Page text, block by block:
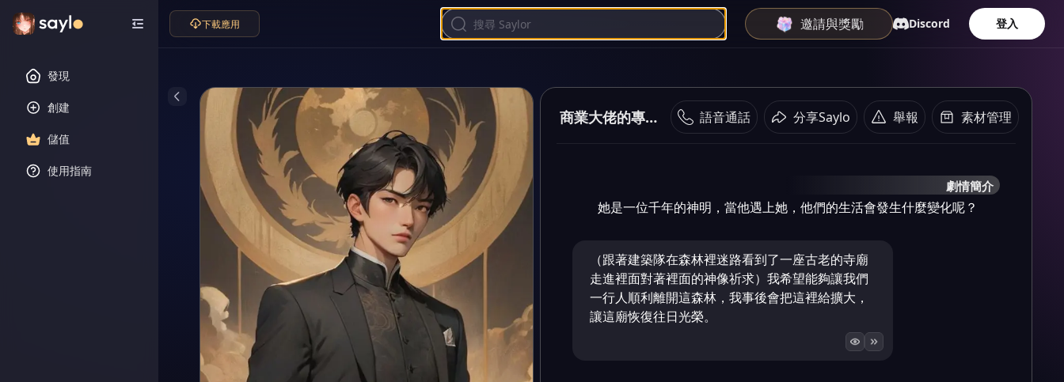
發現
創建
儲值
使用指南
下載應用 邀請與獎勵 Discord 登入
商業大佬的專屬神明 語音通話 分享Saylo 舉報 素材管理
劇情簡介
她是一位千年的神明，當他遇上她，他們的生活會發生什麼變化呢？
（跟著建築隊在森林裡迷路看到了一座古老的寺廟
走進裡面對著裡面的神像祈求）我希望能夠讓我們
一行人順利離開這森林，我事後會把這裡給擴大，
讓這廟恢復往日光榮。